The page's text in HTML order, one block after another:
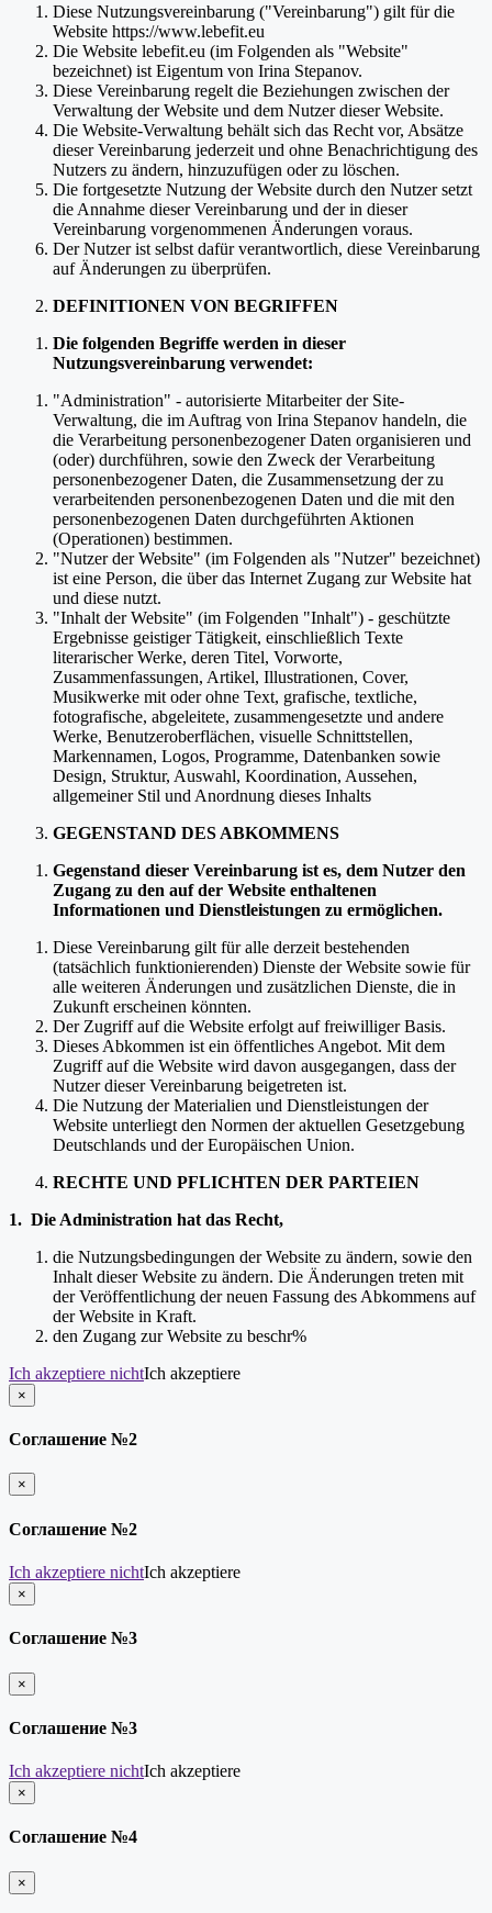
Diese Nutzungsvereinbarung ("Vereinbarung") gilt für die
Website https://www.lebefit.eu
Die Website lebefit.eu (im Folgenden als "Website"
bezeichnet) ist Eigentum von Irina Stepanov.
Diese Vereinbarung regelt die Beziehungen zwischen der
Verwaltung der Website und dem Nutzer dieser Website.
Die Website-Verwaltung behält sich das Recht vor, Absätze
dieser Vereinbarung jederzeit und ohne Benachrichtigung des
Nutzers zu ändern, hinzuzufügen oder zu löschen.
Die fortgesetzte Nutzung der Website durch den Nutzer setzt
die Annahme dieser Vereinbarung und der in dieser
Vereinbarung vorgenommenen Änderungen voraus.
Der Nutzer ist selbst dafür verantwortlich, diese Vereinbarung
auf Änderungen zu überprüfen.
DEFINITIONEN VON BEGRIFFEN
Die folgenden Begriffe werden in dieser
Nutzungsvereinbarung verwendet:
"Administration" - autorisierte Mitarbeiter der Site-
Verwaltung, die im Auftrag von Irina Stepanov handeln, die
die Verarbeitung personenbezogener Daten organisieren und
(oder) durchführen, sowie den Zweck der Verarbeitung
personenbezogener Daten, die Zusammensetzung der zu
verarbeitenden personenbezogenen Daten und die mit den
personenbezogenen Daten durchgeführten Aktionen
(Operationen) bestimmen.
"Nutzer der Website" (im Folgenden als "Nutzer" bezeichnet)
ist eine Person, die über das Internet Zugang zur Website hat
und diese nutzt.
"Inhalt der Website" (im Folgenden "Inhalt") - geschützte
Ergebnisse geistiger Tätigkeit, einschließlich Texte
literarischer Werke, deren Titel, Vorworte,
Zusammenfassungen, Artikel, Illustrationen, Cover,
Musikwerke mit oder ohne Text, grafische, textliche,
fotografische, abgeleitete, zusammengesetzte und andere
Werke, Benutzeroberflächen, visuelle Schnittstellen,
Markennamen, Logos, Programme, Datenbanken sowie
Design, Struktur, Auswahl, Koordination, Aussehen,
allgemeiner Stil und Anordnung dieses Inhalts
GEGENSTAND DES ABKOMMENS
Gegenstand dieser Vereinbarung ist es, dem Nutzer den
Zugang zu den auf der Website enthaltenen
Informationen und Dienstleistungen zu ermöglichen.
Diese Vereinbarung gilt für alle derzeit bestehenden
(tatsächlich funktionierenden) Dienste der Website sowie für
alle weiteren Änderungen und zusätzlichen Dienste, die in
Zukunft erscheinen könnten.
Der Zugriff auf die Website erfolgt auf freiwilliger Basis.
Dieses Abkommen ist ein öffentliches Angebot. Mit dem
Zugriff auf die Website wird davon ausgegangen, dass der
Nutzer dieser Vereinbarung beigetreten ist.
Die Nutzung der Materialien und Dienstleistungen der
Website unterliegt den Normen der aktuellen Gesetzgebung
Deutschlands und der Europäischen Union.
RECHTE UND PFLICHTEN DER PARTEIEN
1. Die Administration hat das Recht,
die Nutzungsbedingungen der Website zu ändern, sowie den
Inhalt dieser Website zu ändern. Die Änderungen treten mit
der Veröffentlichung der neuen Fassung des Abkommens auf
der Website in Kraft.
den Zugang zur Website zu beschr%
Ich akzeptiere nichtIch akzeptiere
×
schließen
Соглашение №2
×
schließen
Соглашение №2
Ich akzeptiere nichtIch akzeptiere
×
schließen
Соглашение №3
×
schließen
Соглашение №3
Ich akzeptiere nichtIch akzeptiere
×
schließen
Соглашение №4
×
schließen